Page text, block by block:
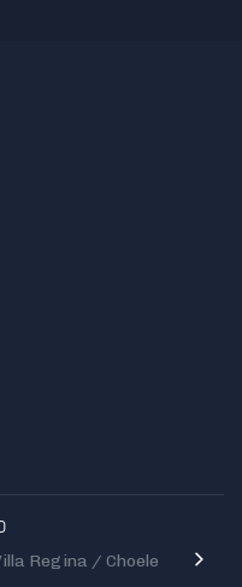
Regina / Choele